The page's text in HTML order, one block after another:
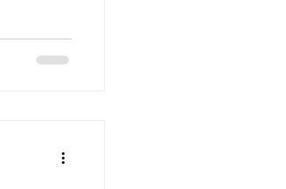
の日はさ
グを持